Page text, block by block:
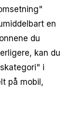
en
du
kan du
i
på mobil,